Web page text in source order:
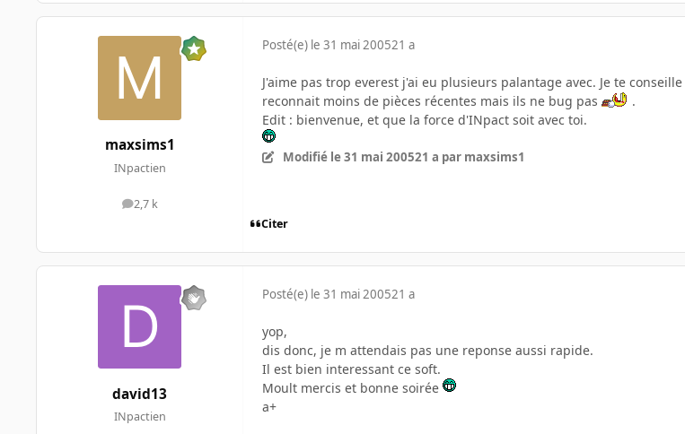
maxsims1
INpactien
2,7 k
messages
Posté(e) le 31 mai 200521 a
J'aime pas trop everest j'ai eu plusieurs palantage avec. Je te conseille
reconnait moins de pièces récentes mais ils ne bug pas
.
Edit : bienvenue, et que la force d'INpact soit avec toi.
Modifié le 31 mai 200521 a par maxsims1
Citer
david13
INpactien
Posté(e) le 31 mai 200521 a
yop,
dis donc, je m attendais pas une reponse aussi rapide.
Il est bien interessant ce soft.
Moult mercis et bonne soirée
a+